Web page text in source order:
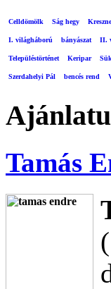
Celldömölk Ság hegy
I. világháború bányászat II.
Településtörténet Keripar
Szerdahelyi Pál bencés rend
Tamás